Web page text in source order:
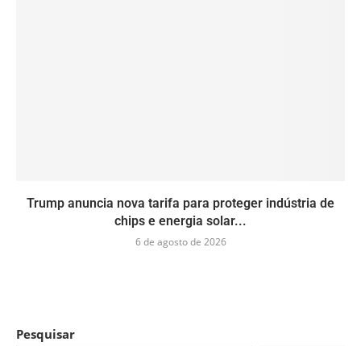
Trump anuncia nova tarifa para proteger indústria de
chips e energia solar...
6 de agosto de 2026
Pesquisar